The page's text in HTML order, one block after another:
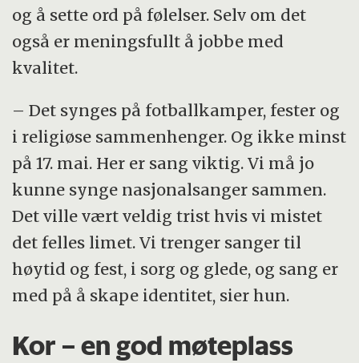
og å sette ord på følelser. Selv om det
også er meningsfullt å jobbe med
kvalitet.
– Det synges på fotballkamper, fester og
i religiøse sammenhenger. Og ikke minst
på 17. mai. Her er sang viktig. Vi må jo
kunne synge nasjonalsanger sammen.
Det ville vært veldig trist hvis vi mistet
det felles limet. Vi trenger sanger til
høytid og fest, i sorg og glede, og sang er
med på å skape identitet, sier hun.
Kor – en god møteplass